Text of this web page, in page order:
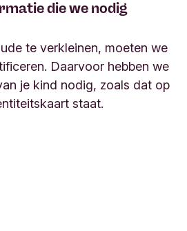
die we nodig
te verkleinen, moeten we
Daarvoor hebben we
je kind nodig, zoals dat op
staat.